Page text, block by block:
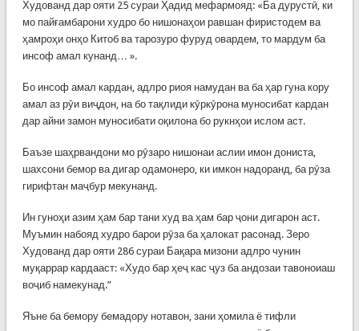
Худованд дар ояти 25 сураи Ҳадид мефармояд: «Ба дурустӣ, ки
мо пайғамбарони худро бо нишонаҳои равшан фиристодем ва
ҳамроҳи онҳо Китоб ва тарозуро фуруд овардем, то мардум ба
инсоф амал кунанд… ».
Бо инсоф амал кардан, адлро риоя намудан ва ба ҳар гуна кору
амал аз рӯи виҷдон, на бо тақлиди кӯркӯрона муносибат кардан
дар айни замон муносибати оқилона бо рукнҳои ислом аст.
Баъзе шаҳрвандони мо рӯзаро нишонаи аслии имон дониста,
шахсони бемор ва дигар одамонеро, ки имкон надоранд, ба рӯза
гирифтан маҷбур мекунанд.
Ин гуноҳи азим ҳам бар тани худ ва ҳам бар ҷони дигарон аст.
Муъмин набояд худро барои рӯза ба ҳалокат расонад. Зеро
Худованд дар ояти 286 сураи Бақара мизони адлро чунин
муқаррар кардааст: «Худо бар ҳеҷ кас ҷуз ба андозаи тавоноиаш
воҷиб намекунад.”
Яъне ба бемору бемадору нотавон, зани ҳомила ё тифли